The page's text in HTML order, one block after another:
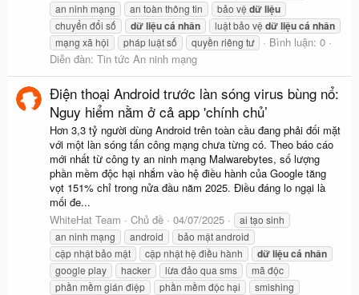
an ninh mạng
an toàn thông tin bảo vệ dữliệu
chuyển đổi số dữliệucá nhân luật bảo vệ dữliệucá nhân
mạng xã hội pháp luật số quyền riêng tư
Bình luận: 0
Diễn đàn: Tin tức An ninh mạng
Điện thoại Android trước làn sóng virus bùng nổ:
Nguy hiểm nằm ở cả app 'chính chủ’
Hơn 3,3 tỷ người dùng Android trên toàn cầu đang phải đối mặt
với một làn sóng tấn công mạng chưa từng có. Theo báo cáo
mới nhất từ công ty an ninh mạng Malwarebytes, số lượng
phần mềm độc hại nhắm vào hệ điều hành của Google tăng
vọt 151% chỉ trong nửa đầu năm 2025. Điều đáng lo ngại là
mối đe...
WhiteHat Team
Chủ đề 04/07/2025
ai tạo sinh
an ninh mạng
android
bảo mật android
cập nhật bảo mật
cập nhật hệ điều hành dữliệucá nhân
google play hacker lừa đảo qua sms
mã độc
phần mềm gián điệp
phần mềm độc hại
smishing